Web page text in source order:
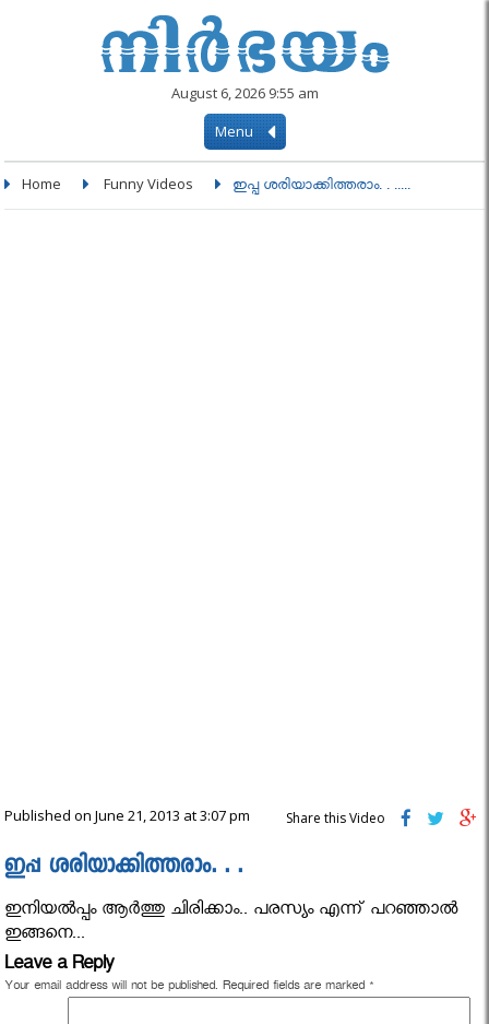
August 6, 2026 9:55 am
Menu
Home Funny Videos ഇപ്പ ശരിയാക്കിത്തരാം. . .....
Published on June 21, 2013 at 3:07 pm Share this Video
ഇപ്പ ശരിയാക്കിത്തരാം. . .
ഇനിയല്‍പ്പം ആര്‍ത്തു ചിരിക്കാം.. പരസ്യം എന്ന് പറഞ്ഞാല്‍
ഇങ്ങനെ...
Leave a Reply
Your email address will not be published. Required fields are marked *